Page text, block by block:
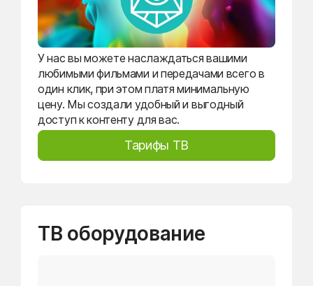
У нас вы можете наслаждаться вашими
любимыми фильмами и передачами всего в
один клик, при этом платя минимальную
цену. Мы создали удобный и выгодный
доступ к контенту для вас.
Тарифы ТВ
ТВ оборудование